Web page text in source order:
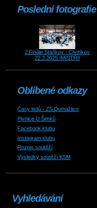
Poslední fotografie
2.Finále Staňkov - Chotíkov
22.3.2025 !MISTŘI!
Oblíbené odkazy
Časy ledů - ZS Domažlice
Pivnice U Šimků
Facebook klubu
Instagram klubu
Rozpis soutěží
Výsledky soutěží KSM
Vyhledávání